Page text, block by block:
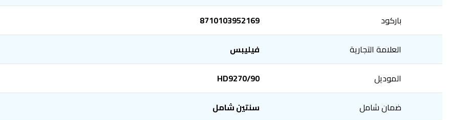
باركود
8710103952169
العلامة التجارية
فيليبس
الموديل
HD9270/90
ضمان شامل
سنتين شامل